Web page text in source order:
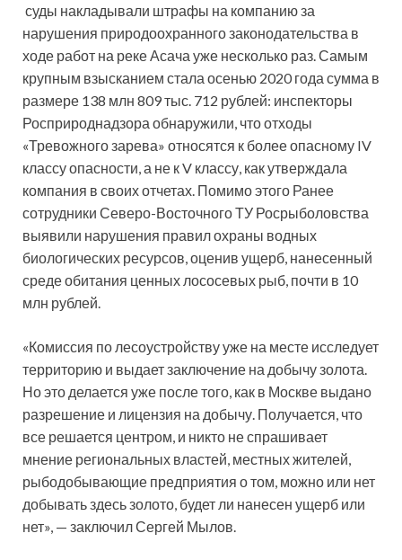
суды накладывали штрафы на компанию за
нарушения природоохранного законодательства в
ходе работ на реке Асача уже несколько раз. Самым
крупным взысканием стала осенью 2020 года сумма в
размере 138 млн 809 тыс. 712 рублей: инспекторы
Росприроднадзора обнаружили, что отходы
«Тревожного зарева» относятся к более опасному IV
классу опасности, а не к V классу, как утверждала
компания в своих отчетах. Помимо этого Ранее
сотрудники Северо-Восточного ТУ Росрыболовства
выявили нарушения правил охраны водных
биологических ресурсов, оценив ущерб, нанесенный
среде обитания ценных лососевых рыб, почти в 10
млн рублей.
«Комиссия по лесоустройству уже на месте исследует
территорию и выдает заключение на добычу золота.
Но это делается уже после того, как в Москве выдано
разрешение и лицензия на добычу. Получается, что
все решается центром, и никто не спрашивает
мнение региональных властей, местных жителей,
рыбодобывающие предприятия о том, можно или нет
добывать здесь золото, будет ли нанесен ущерб или
нет», — заключил Сергей Мылов.